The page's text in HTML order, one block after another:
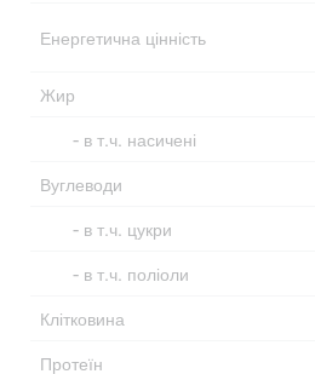
Енергетична цінність
Жир
- в т.ч. насичені
Вуглеводи
- в т.ч. цукри
- в т.ч. поліоли
Клітковина
Протеїн